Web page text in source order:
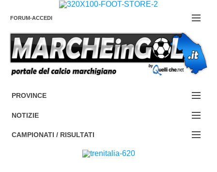
FORUM-ACCEDI
Contattaci
PROVINCE
EDIZIONE:
ANCONA
NOTIZIE
NOTIZIE:
CAMPIONATI / RISULTATI